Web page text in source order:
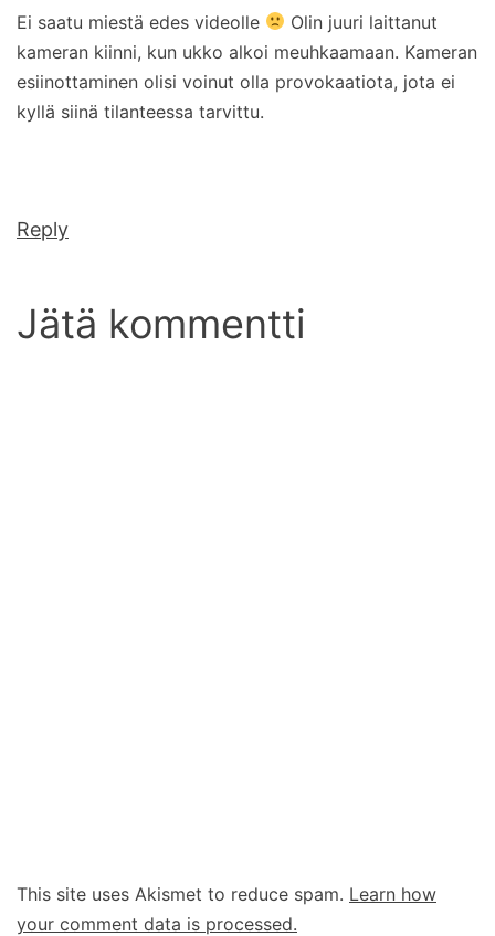
Ei saatu miestä edes videolle
Olin juuri laittanut
kameran kiinni, kun ukko alkoi meuhkaamaan. Kameran
esiinottaminen olisi voinut olla provokaatiota, jota ei
kyllä siinä tilanteessa tarvittu.
Reply
Jätä kommentti
This site uses Akismet to reduce spam. Learn how
your comment data is processed.